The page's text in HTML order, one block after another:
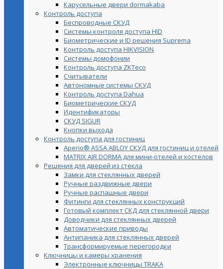
Карусельные двери dormakaba
Контроль доступа
Беспроводные СКУД
Системы контроля доступа HID
Биометрические и ID решения Suprema
Контроль доступа HIKVISION
Системы домофонии
Контроль доступа ZKTeco
Считыватели
Автономные системы СКУД
Контроль доступа Dahua
Биометрические СКУД
Идентификаторы
СКУД SIGUR
Кнопки выхода
Контроль доступа для гостиниц
Aperio® ASSA ABLOY СКУД для гостиниц и отелей
MATRIX AIR DORMA для мини-отелей и хостелов
Решения для дверей из стекла
Замки для стеклянных дверей
Ручные раздвижные двери
Ручные распашные двери
Фитинги для стеклянных конструкций
Готовый комплект СКД для стеклянной двери
Доводчики для стеклянных дверей
Автоматические приводы
Антипаника для стеклянных дверей
Трансформируемые перегородки
Ключницы и камеры хранения
Электронные ключницы TRAKA